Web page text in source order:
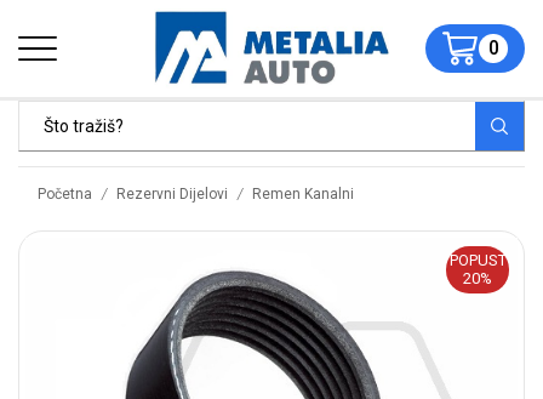
0
Početna / Rezervni Dijelovi / Remen Kanalni
POPUST
20%